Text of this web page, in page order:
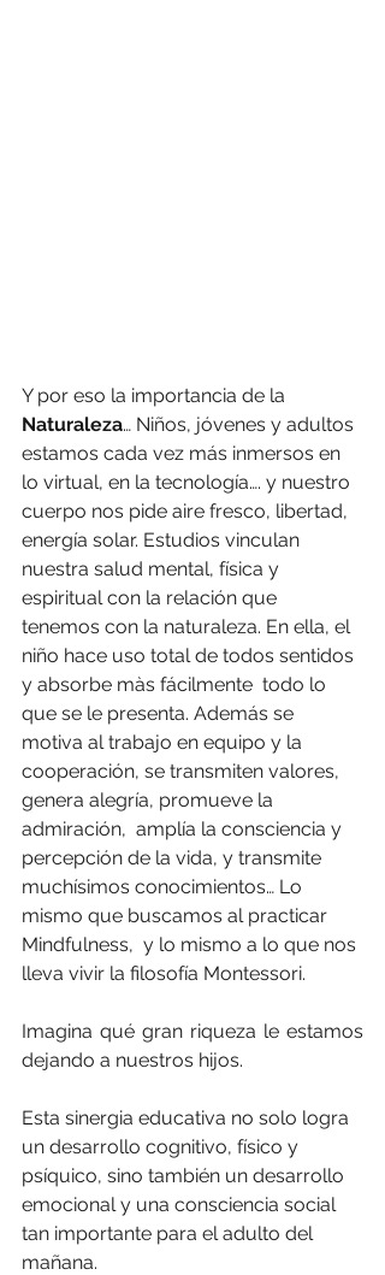
Y por eso la importancia de la
Naturaleza… Niños, jóvenes y adultos
estamos cada vez más inmersos en
lo virtual, en la tecnología…. y nuestro
cuerpo nos pide aire fresco, libertad,
energía solar. Estudios vinculan
nuestra salud mental, física y
espiritual con la relación que
tenemos con la naturaleza. En ella, el
niño hace uso total de todos sentidos
y absorbe màs fácilmente  todo lo
que se le presenta. Además se
motiva al trabajo en equipo y la
cooperación, se transmiten valores,
genera alegría, promueve la
admiración,  amplía la consciencia y
percepción de la vida, y transmite
muchísimos conocimientos… Lo
mismo que buscamos al practicar
Mindfulness,  y lo mismo a lo que nos
lleva vivir la filosofía Montessori.
Imagina qué gran riqueza le estamos
dejando a nuestros hijos.
Esta sinergia educativa no solo logra
un desarrollo cognitivo, físico y
psíquico, sino también un desarrollo
emocional y una consciencia social
tan importante para el adulto del
mañana.